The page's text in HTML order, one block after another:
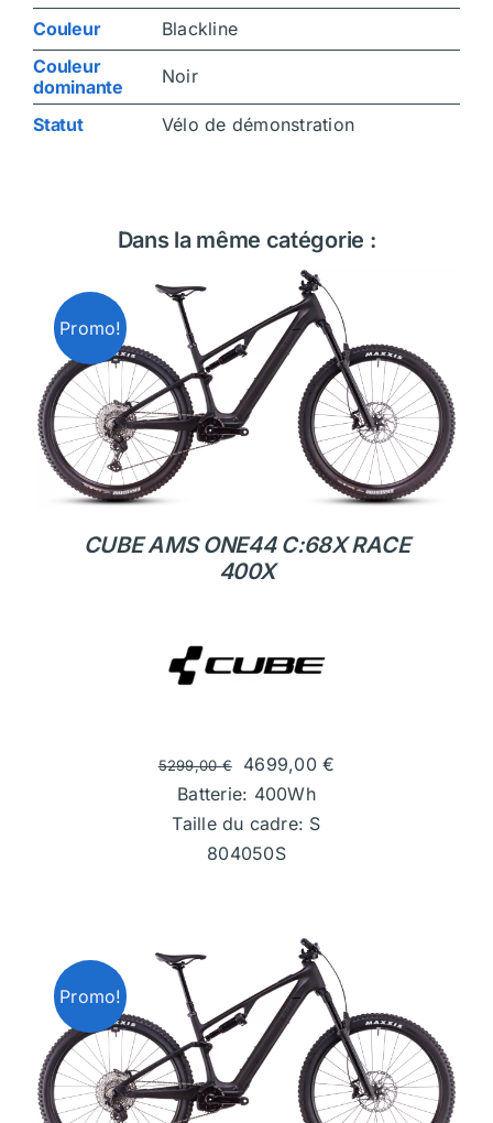
Couleur
Blackline
Couleur
dominante
Noir
Statut Vélo de démonstration
Dans la même catégorie :
Promo!
CUBE AMS ONE44 C:68X RACE
400X
5299,00€ 4699,00€
Batterie: 400Wh
Taille du cadre: S
804050S
Promo!